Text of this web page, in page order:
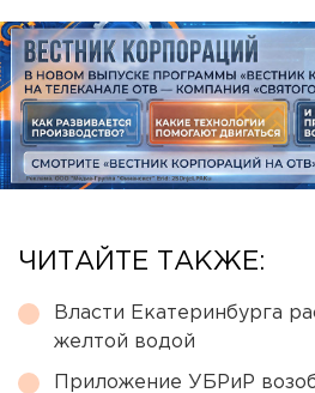
ЧИТАЙТЕ ТАКЖЕ:
Власти Екатеринбурга
желтой водой
Приложение УБРиР